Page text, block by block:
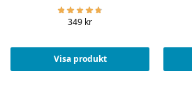
349 kr
Visa produkt